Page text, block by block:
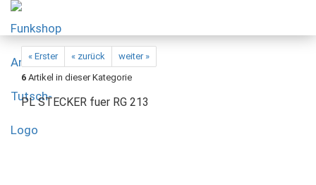
« Erster « zurück
weiter »
6 Artikel in dieser Kategorie
PL STECKER fuer RG 213